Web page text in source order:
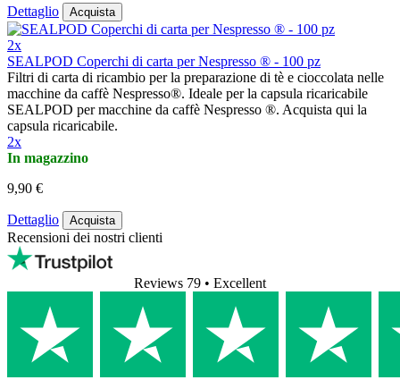
Dettaglio Acquista
2x
SEALPOD Coperchi di carta per Nespresso ® - 100 pz
Filtri di carta di ricambio per la preparazione di tè e cioccolata nelle
macchine da caffè Nespresso®. Ideale per la capsula ricaricabile
SEALPOD per macchine da caffè Nespresso ®. Acquista qui la
capsula ricaricabile.
2x
In magazzino
9,90 €
Dettaglio Acquista
Recensioni dei nostri clienti
Reviews 79 • Excellent